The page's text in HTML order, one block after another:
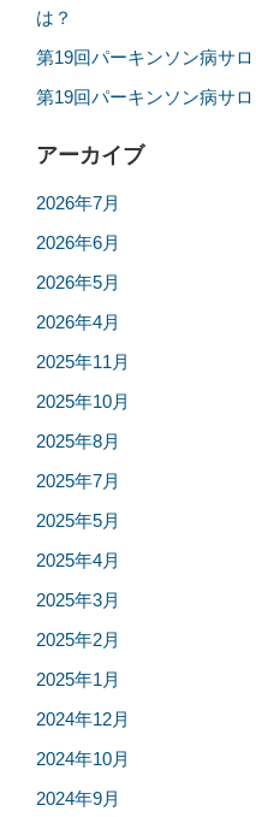
は？
第19回パーキンソン病サ
第19回パーキンソン病サ
アーカイブ
2026年7月
2026年6月
2026年5月
2026年4月
2025年11月
2025年10月
2025年8月
2025年7月
2025年5月
2025年4月
2025年3月
2025年2月
2025年1月
2024年12月
2024年10月
2024年9月